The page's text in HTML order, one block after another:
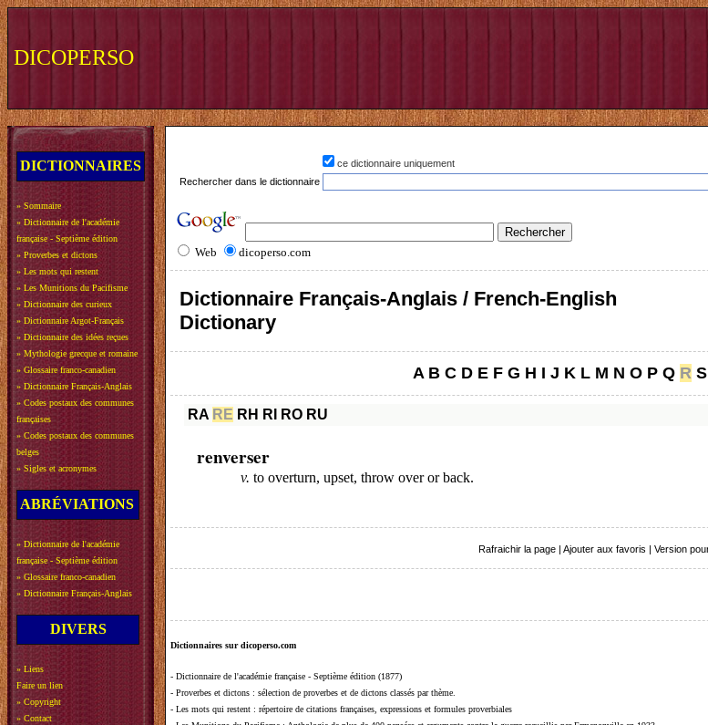
DICOPERSO
DICTIONNAIRES
» Sommaire
» Dictionnaire de l'académie
française - Septième édition
» Proverbes et dictons
» Les mots qui restent
» Les Munitions du Pacifisme
» Dictionnaire des curieux
» Dictionnaire Argot-Français
» Dictionnaire des idées reçues
» Mythologie grecque et romaine
» Glossaire franco-canadien
» Dictionnaire Français-Anglais
» Codes postaux des communes
françaises
» Codes postaux des communes
belges
» Sigles et acronymes
ABRÉVIATIONS
» Dictionnaire de l'académie
française - Septième édition
» Glossaire franco-canadien
» Dictionnaire Français-Anglais
DIVERS
» Liens
Faire un lien
» Copyright
» Contact
ce dictionnaire uniquement
Rechercher dans le dictionnaire
Web dicoperso.com
Dictionnaire Français-Anglais / French-English
Dictionary
A B C D E F G H I J K L M N O P Q R S
RA RE RH RI RO RU
renverser
v. to overturn, upset, throw over or back.
Rafraichir la page | Ajouter aux favoris | Version
Dictionnaires sur dicoperso.com
- Dictionnaire de l'académie française - Septième édition (1877)
- Proverbes et dictons : sélection de proverbes et de dictons classés par thème.
- Les mots qui restent : répertoire de citations françaises, expressions et formules proverbiales